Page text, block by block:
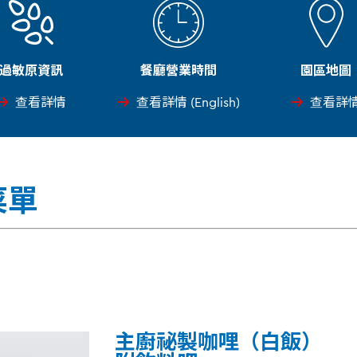
過敏原資訊
查看詳情
餐廳營業時間
查看詳情 (English)
園區地圖
查看詳
主廚祕製咖哩（白飯）